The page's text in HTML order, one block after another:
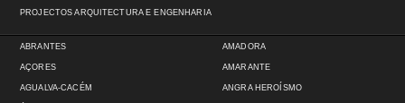
PROJECTOS ARQUITECTURA E ENGENHARIA
ABRANTES
AÇORES
AGUALVA-CACÉM
AMADORA
AMARANTE
ANGRA HEROÍSMO